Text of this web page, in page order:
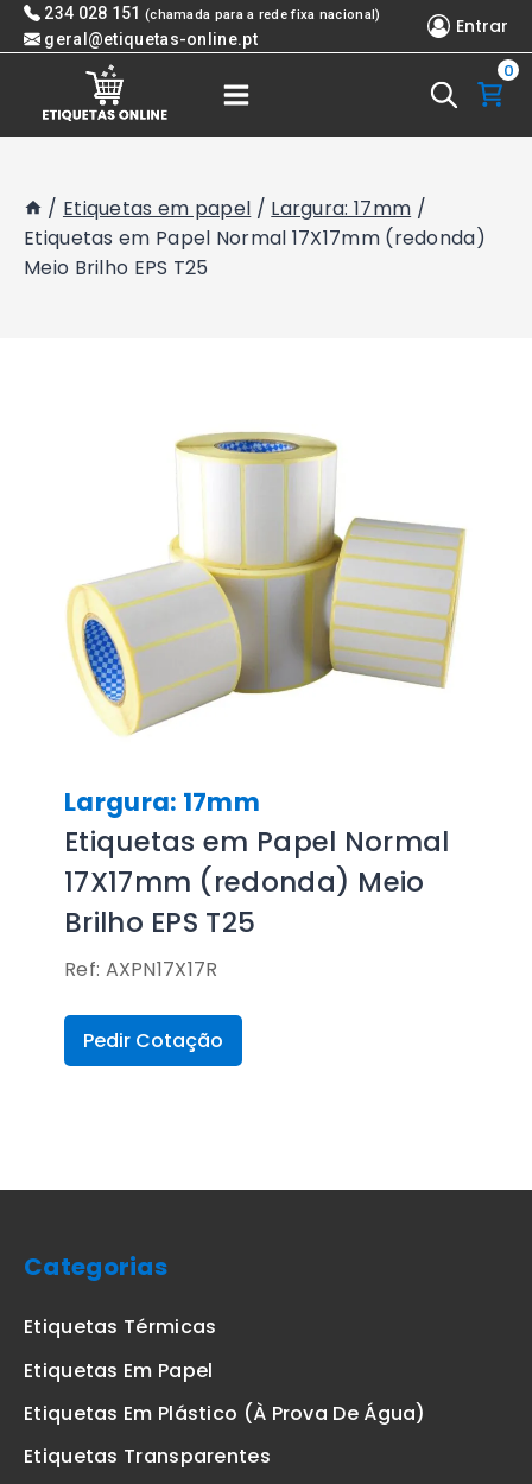
Skip 234 028 151 (chamada para a rede fixa nacional)
geral@etiquetas-online.pt
Entrar
0
/ Etiquetas em papel / Largura: 17mm /
Etiquetas em Papel Normal 17X17mm (redonda)
Meio Brilho EPS T25
Largura: 17mm
Etiquetas em Papel Normal
17X17mm (redonda) Meio
Brilho EPS T25
Ref: AXPN17X17R
Pedir Cotação
Categorias
Etiquetas Térmicas
Etiquetas Em Papel
Etiquetas Em Plástico (à Prova De Água)
Etiquetas Transparentes